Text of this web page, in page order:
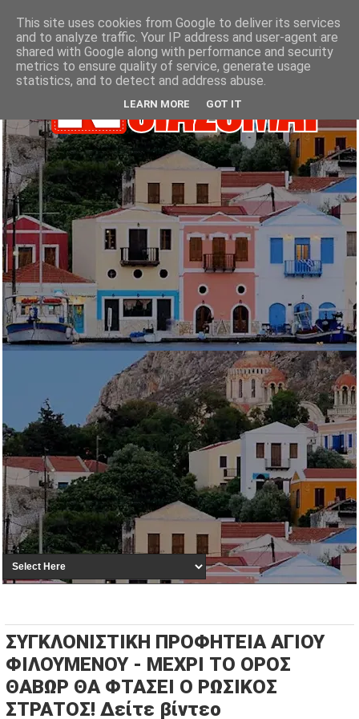
ΣΥΓΚΛΟΝΙΣΤΙΚΗ ΠΡΟΦΗΤΕΙΑ ΑΓΙΟΥ
ΦΙΛΟΥΜΕΝΟΥ - ΜΕΧΡΙ ΤΟ ΟΡΟΣ
ΘΑΒΩΡ ΘΑ ΦΤΑΣΕΙ Ο ΡΩΣΙΚΟΣ
ΣΤΡΑΤΟΣ! Δείτε βίντεο
This site uses cookies from Google to deliver its services
and to analyze traffic. Your IP address and user-agent are
shared with Google along with performance and security
metrics to ensure quality of service, generate usage
statistics, and to detect and address abuse.
LEARN MORE GOT IT